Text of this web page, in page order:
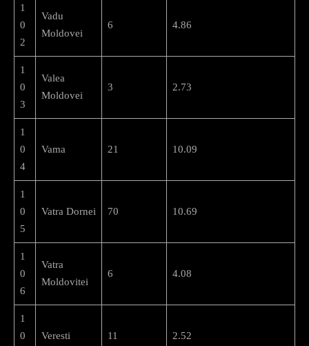
1
0
2
Vadu
Moldovei
6 4.86
1
0
3
Valea
Moldovei
3 2.73
1
0
4
Vama 21 10.09
1
0
5
Vatra Dornei 70 10.69
1
0
6
Vatra
Moldovitei
6 4.08
1
0
Veresti 11 2.52